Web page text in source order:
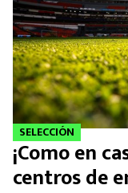
PUMAS
ATLANTE
SELECCIÓN
FUTBOL
MEXICANOS EN EL
SELECCIÓN
¡Como en
centros de